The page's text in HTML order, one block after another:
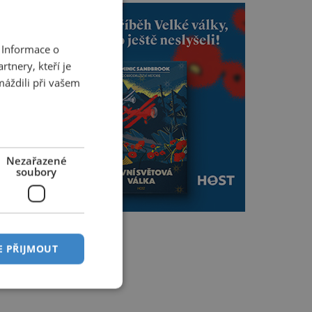
o
kteří je
při vašem
Nezařazené
soubory
PŘIJMOUT